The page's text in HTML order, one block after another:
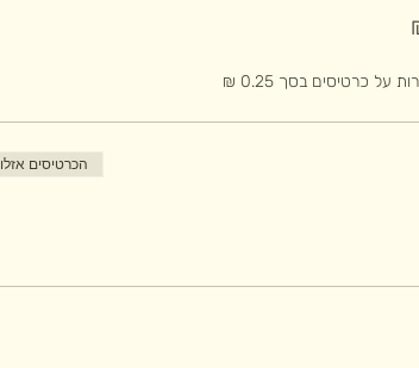
על כרטיסים בסך ‏0.25 ‏₪
הכרטיסים אזלו